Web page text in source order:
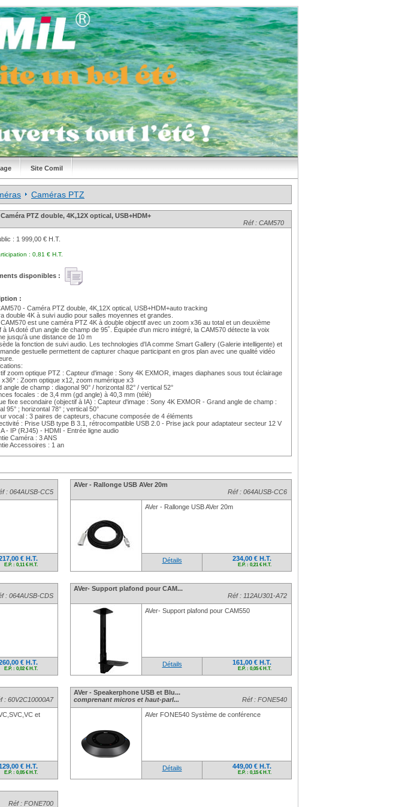
Site Comil
Caméras PTZ
Caméra PTZ double, 4K,12X optical, USB+HDM+
Réf : CAM570
: 1 999,00 € H.T.
: 0,81 € H.T.
disponibles :
:
- Caméra PTZ double, 4K,12X optical, USB+HDM+auto tracking
double 4K à suivi audio pour salles moyennes et grandes.
CAM570 est une caméra PTZ 4K à double objectif avec un zoom x36 au total et un deuxième
à IA doté d'un angle de champ de 95˚. Équipée d'un micro intégré, la CAM570 détecte la voix
jusqu'à une distance de 10 m
la fonction de suivi audio. Les technologies d'IA comme Smart Gallery (Galerie intelligente) et
gestuelle permettent de capturer chaque participant en gros plan avec une qualité vidéo
zoom optique PTZ : Capteur d'image : Sony 4K EXMOR, images diaphanes sous tout éclairage
x36* : Zoom optique x12, zoom numérique x3
angle de champ : diagonal 90° / horizontal 82° / vertical 52°
focales : de 3,4 mm (gd angle) à 40,3 mm (télé)
fixe secondaire (objectif à IA) : Capteur d'image : Sony 4K EXMOR - Grand angle de champ :
95° ; horizontal 78° ; vertical 50°
vocal : 3 paires de capteurs, chacune composée de 4 éléments
: Prise USB type B 3.1, rétrocompatible USB 2.0 - Prise jack pour adaptateur secteur 12 V
- IP (RJ45) - HDMI - Entrée ligne audio
Caméra : 3 ANS
Accessoires : 1 an
: 064AUSB-CC5
€ H.T.
E.P. : 0,11 € H.T.
AVer - Rallonge USB AVer 20m
Réf : 064AUSB-CC6
AVer - Rallonge USB AVer 20m
Détails 234,00 € H.T.
E.P. : 0,21 € H.T.
: 064AUSB-CDS
€ H.T.
E.P. : 0,02 € H.T.
AVer- Support plafond pour CAM...
Réf : 112AU301-A72
AVer- Support plafond pour CAM550
Détails 161,00 € H.T.
E.P. : 0,05 € H.T.
: 60V2C10000A7
et
€ H.T.
E.P. : 0,05 € H.T.
AVer - Speakerphone USB et Blu...
comprenant micros et haut-parl...
Réf : FONE540
AVer FONE540 Système de conférence
Détails 449,00 € H.T.
E.P. : 0,15 € H.T.
Réf : FONE700